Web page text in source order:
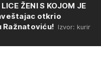
ŽENI S KOJOM JE
otkrio
Ražnatoviću! Izvor: kurir